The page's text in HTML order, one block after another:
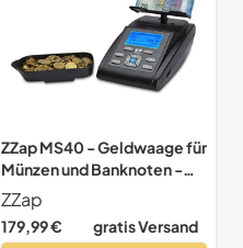
ZZap MS40 - Geldwaage für
Münzen und Banknoten -
Geldzählmaschine
Geldzähler Zählwaage
Münzwaage -
ZZap
179,99 € gratis Versand